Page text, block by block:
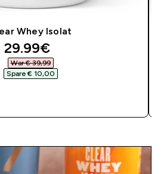
Whey Isolat
discounted price
29.99€‎
War € 39,99‎
Spare € 10,00‎